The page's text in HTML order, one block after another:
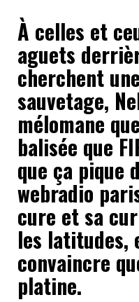
À celles et
aguets
cherchent
sauvetage,
mélomane
balisée que
que ça pique
webradio
cure et sa
les latitudes,
convaincre
platine.